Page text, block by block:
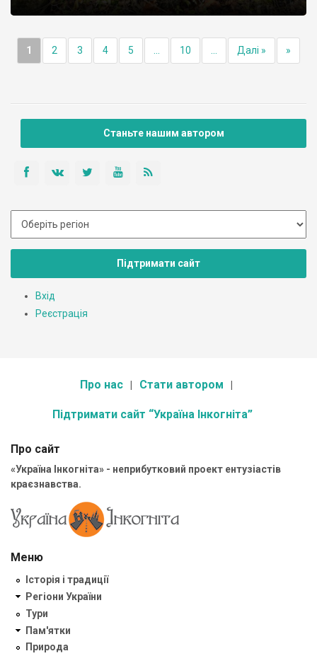
1 2 3 4 5 10 Далі » »
Станьте нашим автором
Підтримати сайт
Вхід
Реєстрація
Про нас Стати автором
Підтримати сайт “Україна Інкогніта”
Про сайт
«Україна Інкогніта» - неприбутковий проект ентузіастів
краєзнавства.
Меню
Історія і традиції
Регіони України
Тури
Пам'ятки
Природа